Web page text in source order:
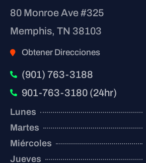
80 Monroe Ave #325
Memphis, TN 38103
Obtener Direcciones
(901) 763-3188
901-763-3180 (24hr)
Lunes
Martes
Miércoles
Jueves